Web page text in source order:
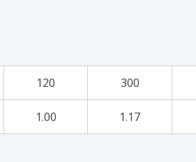
120 300
1.00 1.17